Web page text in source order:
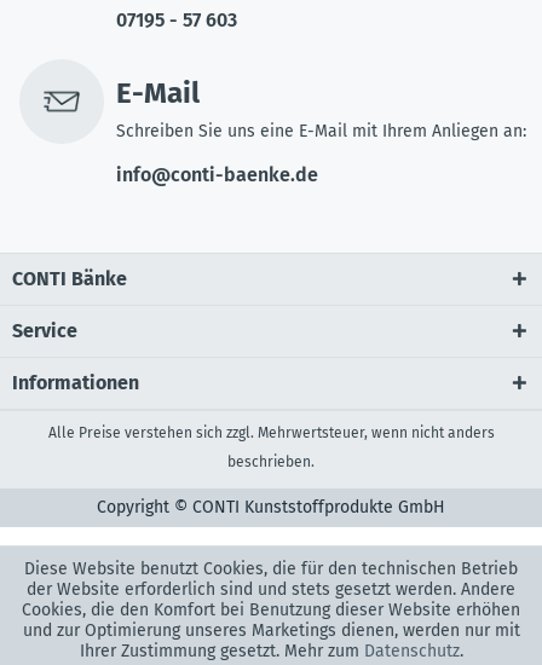
07195 - 57 603
E-Mail
Schreiben Sie uns eine E-Mail mit Ihrem Anliegen an:
info@conti-baenke.de
CONTI Bänke
Service
Informationen
Alle Preise verstehen sich zzgl. Mehrwertsteuer, wenn nicht anders
beschrieben.
Copyright © CONTI Kunststoffprodukte GmbH
Diese Website benutzt Cookies, die für den technischen Betrieb
der Website erforderlich sind und stets gesetzt werden. Andere
Cookies, die den Komfort bei Benutzung dieser Website erhöhen
und zur Optimierung unseres Marketings dienen, werden nur mit
Ihrer Zustimmung gesetzt. Mehr zum Datenschutz.